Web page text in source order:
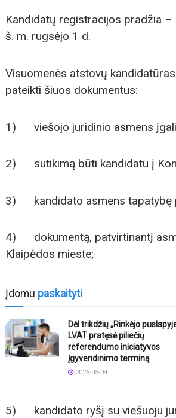
Kandidatų registracijos pradžia
š. m. rugsėjo 1 d.
Visuomenės atstovų
pateikti šiuos dokumentus:
1) viešojo juridinio asmens
2) sutikimą būti kandidatu į
3) kandidato asmens tapatybę
4) dokumentą, patvirtinantį
Klaipėdos mieste;
Įdomu paskaityti
Dėl trikdžių „Rinkėjo
LVAT pratęsė piliečių
referendumo iniciatyvos
įgyvendinimo terminą
2026-05-04
5) kandidato ryšį su viešuoju